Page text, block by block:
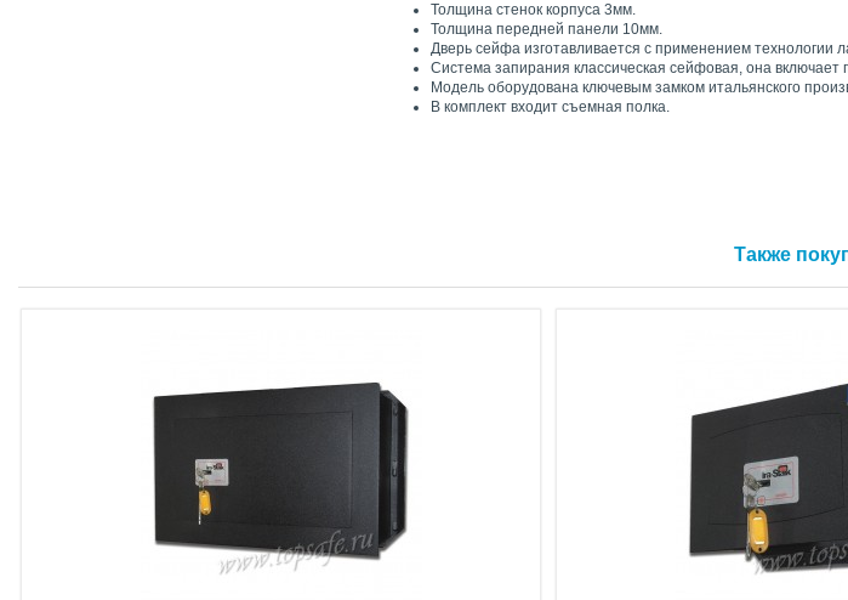
Толщина стенок корпуса 3мм.
Толщина передней панели 10мм.
Дверь сейфа изготавливается с применением технологии
Система запирания классическая сейфовая, она
Модель оборудована ключевым замком итальянского
В комплект входит съемная полка.
Также